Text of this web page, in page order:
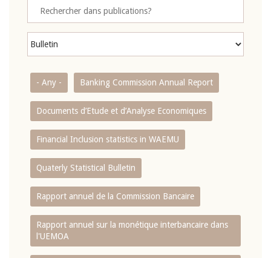
- Any - Banking Commission Annual Report
Documents d’Etude et d’Analyse Economiques
Financial Inclusion statistics in WAEMU
Quaterly Statistical Bulletin
Rapport annuel de la Commission Bancaire
Rapport annuel sur la monétique interbancaire dans
l'UEMOA